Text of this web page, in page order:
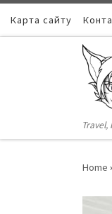
Skip to content
Карта сайту
Travel,
Home